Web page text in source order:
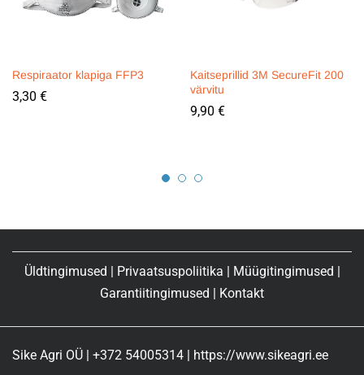
Respiraator klapiga FFP3
3,30 €
Kaitseprillid 3M SecureFit 200
värvitu
9,90 €
Üldtingimused Privaatsuspoliitika Müügitingimused
Garantiitingimused
Kontakt
Sike Agri OÜ | +372 54005314 | https://www.sikeagri.ee